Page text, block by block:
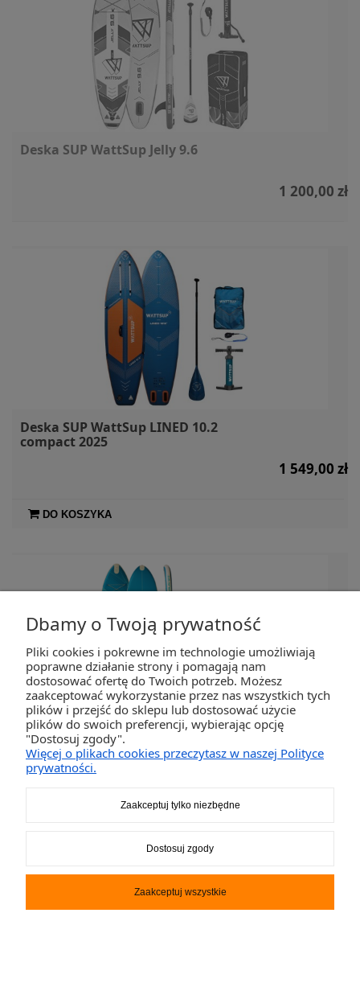
Deska SUP WattSup Jelly 9.6
1 200,00 zł
Deska SUP WattSup LINED 10.2
compact 2025
1 549,00 zł
DO KOSZYKA
Deska SUP WattSup MARLIN
miniCOMBO 12.5
Dbamy o Twoją prywatność
Pliki cookies i pokrewne im technologie umożliwiają
poprawne działanie strony i pomagają nam
dostosować ofertę do Twoich potrzeb. Możesz
zaakceptować wykorzystanie przez nas wszystkich tych
plików i przejść do sklepu lub dostosować użycie
plików do swoich preferencji, wybierając opcję
"Dostosuj zgody".
Więcej o plikach cookies przeczytasz w naszej Polityce
prywatności.
Zaakceptuj tylko niezbędne
Dostosuj zgody
Zaakceptuj wszystkie